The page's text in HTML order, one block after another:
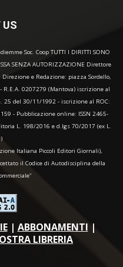
US
Soc. Coop TUTTI I DIRITTI SONO
SENZA AUTORIZZAZIONE Direttore
e Redazione: piazza Sordello,
R.E.A. 0207279 (Mantova) iscrizione al
del 30/11/1992 - iscrizione al ROC:
- Pubblicazione online: ISSN 2465-
L. 198/2016 e d.lgs 70/2017 (ex L.
Italiana Piccoli Editori Giornali),
il Codice di Autodisciplina della
| ABBONAMENTI |
LIBRERIA